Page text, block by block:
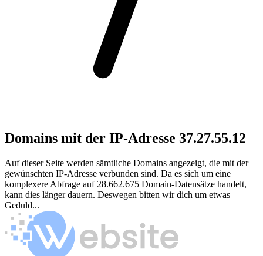
Domains mit der IP-Adresse 37.27.55.12
Auf dieser Seite werden sämtliche Domains angezeigt, die mit der
gewünschten IP-Adresse verbunden sind. Da es sich um eine
komplexere Abfrage auf 28.662.675 Domain-Datensätze handelt,
kann dies länger dauern. Deswegen bitten wir dich um etwas
Geduld...